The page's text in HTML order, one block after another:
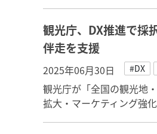
観光庁、DX推進で採
伴走を支援
2025年06月30日 #DX
観光庁が「全国の観光地
拡大・マーケティング強